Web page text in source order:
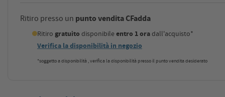
Ritiro presso un punto vendita CFadda
Ritiro gratuito disponibileentro 1 oradall'acquisto*
Verifica la disponibilità in negozio
*soggetto a disponibilità , verifica la disponibilità presso il punto vendita desiderato